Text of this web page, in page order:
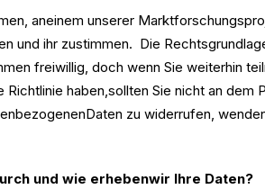
aneinem unserer
und ihr zustimmen. Die
freiwillig, doch wenn Sie weiterhin
haben,sollten Sie nicht an
zu widerrufen,
und wie erhebenwir Ihre Daten?